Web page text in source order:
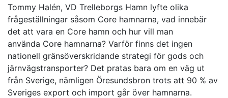
Tommy Halén, VD Trelleborgs Hamn lyfte olika
frågeställningar såsom Core hamnarna, vad innebär
det att vara en Core hamn och hur vill man
använda Core hamnarna? Varför finns det ingen
nationell gränsöverskridande strategi för gods och
järnvägstransporter? Det pratas bara om en väg ut
från Sverige, nämligen Öresundsbron trots att 90 % av
Sveriges export och import går över hamnarna.